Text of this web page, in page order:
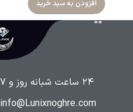
افزودن به سبد خرید
۲۴ ساعت شبانه روز و ۷ روز هفته همراه شماییم
info@Lunixnoghre.com